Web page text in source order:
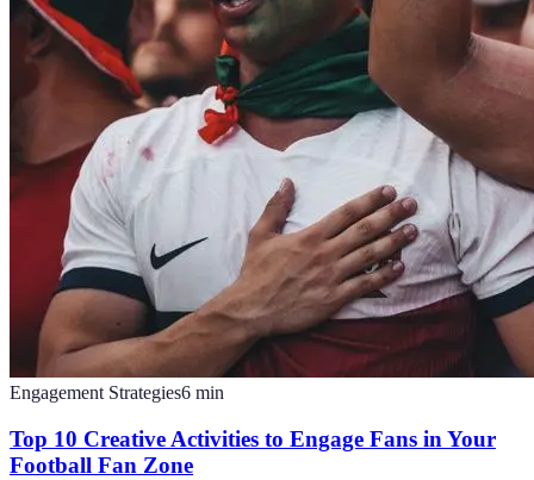
Engagement Strategies6 min
Top 10 Creative Activities to Engage Fans in Your
Football Fan Zone